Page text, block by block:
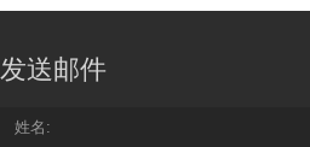
发送邮件
姓名